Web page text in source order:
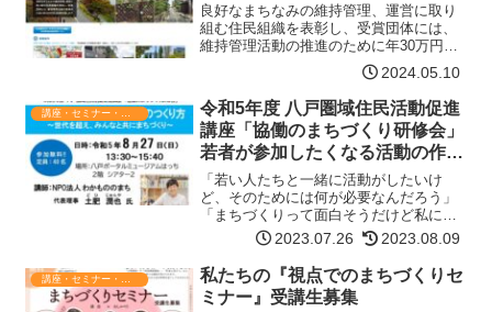
良好なまちなみの維持管理、運営に取り
組む住民組織を表彰し、受賞団体には、
維持管理活動の推進のために年30万円を3
年間支援します。趣旨我が国におきまし
ては、人口の減少等を背景に、様々な社
会的課題に対応した多世代が住み継ぐこ
とができる価値あるま…【詳細はコチ
ラ】
2024.05.10
令和5年度 八戸圏域住民活動促進
講座「協働のまちづくり研修会」
若者が参加したくなる活動の作り
方 ～世代を超え、みんなと共に
まちづくり～
「若い人たちと一緒に活動がしたいけ
ど、そのためには何が必要なんだろう」
「まちづくりって面白そうだけど私に何
かできるのかな？」若者が参加しやすい
まちづくりについて、講演やワークショ
ップを通して一緒に考えてみませんか？
日時令和5年8月27日(日…【詳細はコチ
ラ】
2023.07.26 2023.08.09
講座・セミナー・表彰
私たちの『視点でのまちづくりセ
ミナー』受講生募集